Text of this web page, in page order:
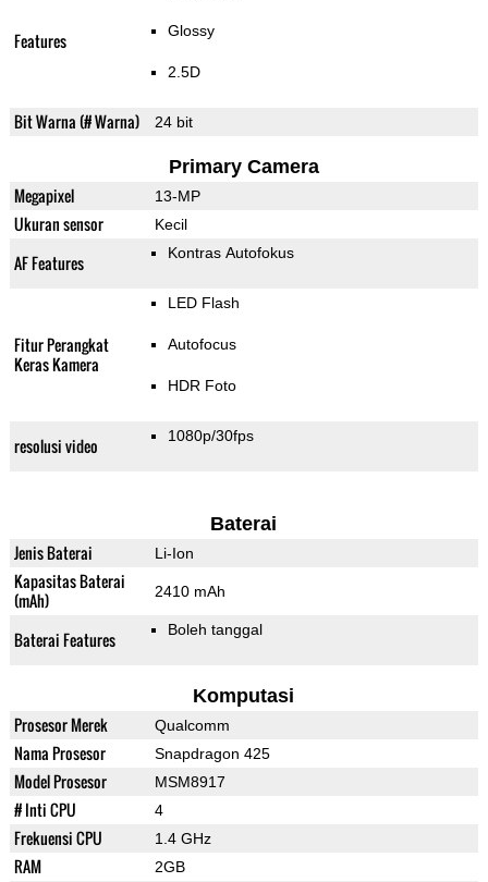
Features Glossy
2.5D
Bit Warna (# Warna) 24 bit
Primary Camera
Megapixel 13-MP
Ukuran sensor Kecil
AF Features Kontras Autofokus
Fitur Perangkat
Keras Kamera
LED Flash
Autofocus
HDR Foto
resolusi video 1080p/30fps
Baterai
Jenis Baterai Li-Ion
Kapasitas Baterai
(mAh)
2410 mAh
Baterai Features Boleh tanggal
Komputasi
Prosesor Merek Qualcomm
Nama Prosesor Snapdragon 425
Model Prosesor MSM8917
# Inti CPU 4
Frekuensi CPU 1.4 GHz
RAM 2GB